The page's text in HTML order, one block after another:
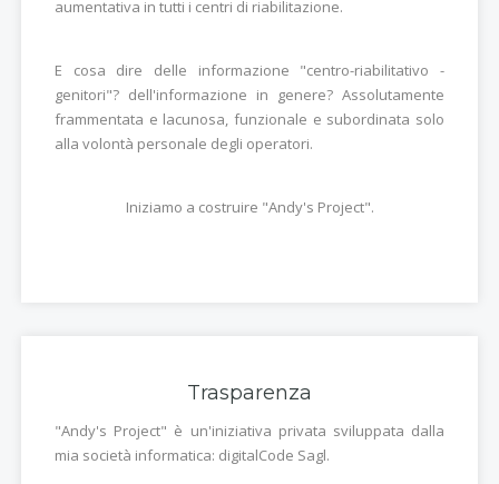
aumentativa in tutti i centri di riabilitazione.
E cosa dire delle informazione "centro-riabilitativo -
genitori"? dell'informazione in genere? Assolutamente
frammentata e lacunosa, funzionale e subordinata solo
alla volontà personale degli operatori.
Iniziamo a costruire "Andy's Project".
Trasparenza
"Andy's Project" è un'iniziativa privata sviluppata dalla
mia società informatica: digitalCode Sagl.